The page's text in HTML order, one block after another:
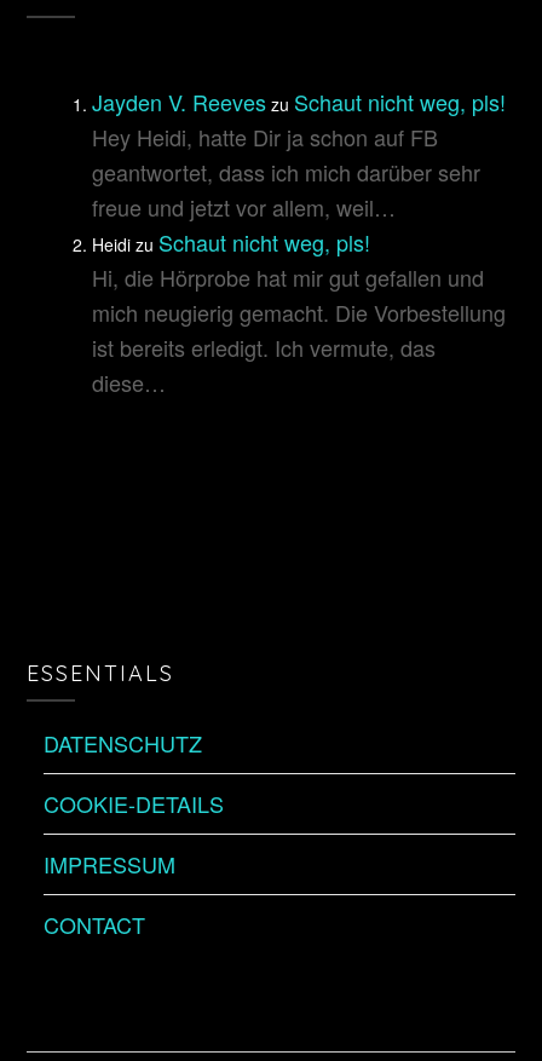
Jayden V. Reeves zu Schaut nicht weg, pls!
Hey Heidi, hatte Dir ja schon auf FB
geantwortet, dass ich mich darüber sehr
freue und jetzt vor allem, weil…
Heidi zu Schaut nicht weg, pls!
Hi, die Hörprobe hat mir gut gefallen und
mich neugierig gemacht. Die Vorbestellung
ist bereits erledigt. Ich vermute, das
diese…
ESSENTIALS
DATENSCHUTZ
COOKIE-DETAILS
IMPRESSUM
CONTACT